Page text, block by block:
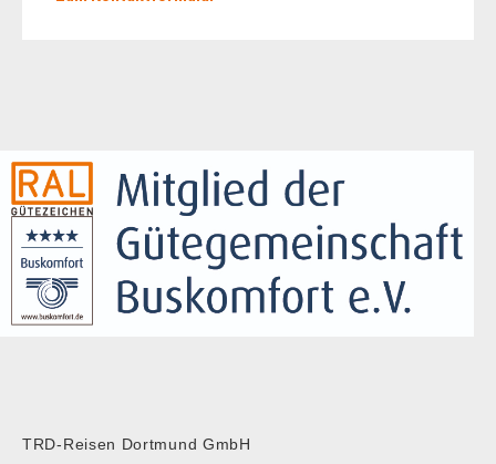
TRD-Reisen Dortmund GmbH